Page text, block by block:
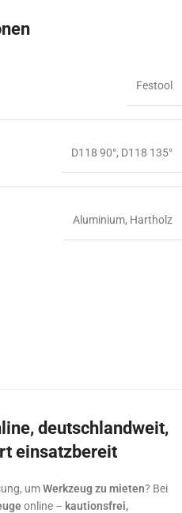
Festool
D118 90°, D118 135°
Aluminium, Hartholz
deutschlandweit,
einsatzbereit
umWerkzeug zu mieten? Bei
online – kautionsfrei,